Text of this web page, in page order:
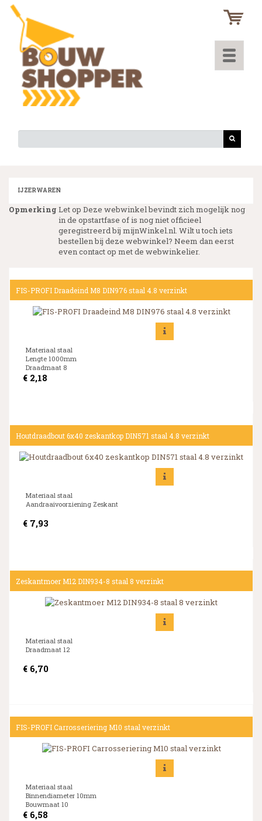
Toggle
IJZERWAREN
Opmerking Let op Deze webwinkel bevindt zich mogelijk nog
in de opstartfase of is nog niet officieel
geregistreerd bij mijnWinkel.nl. Wilt u toch iets
bestellen bij deze webwinkel? Neem dan eerst
even contact op met de webwinkelier.
FIS-PROFI Draadeind M8 DIN976 staal 4.8 verzinkt
Materiaal staal
Lengte 1000mm
Draadmaat 8
€ 2,18
Houtdraadbout 6x40 zeskantkop DIN571 staal 4.8 verzinkt
Materiaal staal
Aandraaivoorziening Zeskant
€ 7,93
Zeskantmoer M12 DIN934-8 staal 8 verzinkt
Materiaal staal
Draadmaat 12
€ 6,70
FIS-PROFI Carrosseriering M10 staal verzinkt
Materiaal staal
Binnendiameter 10mm
Bouwmaat 10
€ 6,58